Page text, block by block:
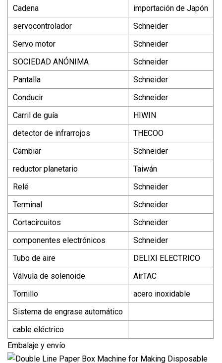
Cadena
importación de Japón
servocontrolador
Schneider
Servo motor
Schneider
SOCIEDAD ANÓNIMA
Schneider
Pantalla
Schneider
Conducir
Schneider
Carril de guía
HIWIN
detector de infrarrojos
THECOO
Cambiar
Schneider
reductor planetario
Taiwán
Relé
Schneider
Terminal
Schneider
Cortacircuitos
Schneider
componentes electrónicos
Schneider
Tubo de aire
DELIXI ELECTRICO
Válvula de solenoide
AirTAC
Tornillo
acero inoxidable
Sistema de engrase automático
cable eléctrico
Embalaje y envío